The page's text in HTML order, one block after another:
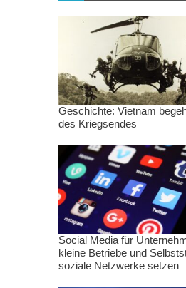
Geschichte: Vietnam
des Kriegsendes
Social Media für
kleine Betriebe und
soziale Netzwerke setzen